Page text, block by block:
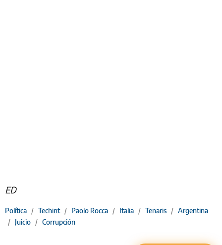
ED
Política / Techint / Paolo Rocca / Italia / Tenaris / Argentina
/ Juicio / Corrupción